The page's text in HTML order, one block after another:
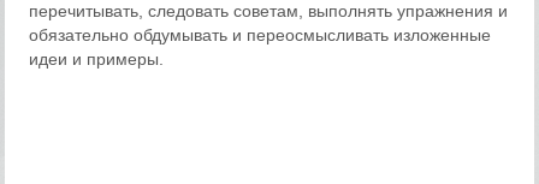
перечитывать, следовать советам, выполнять упражнения и
обязательно обдумывать и переосмысливать изложенные
идеи и примеры.